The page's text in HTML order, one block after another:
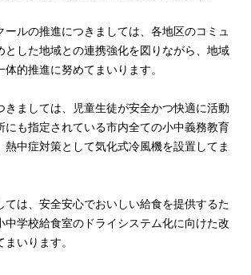
ールの推進につきましては、各地区のコミュ
とした地域との連携強化を図りながら、地域
的推進に努めてまいります。
きましては、児童生徒が安全かつ快適に活動
にも指定されている市内全ての小中義務教育
熱中症対策として気化式冷風機を設置してま
ては、安全安心でおいしい給食を提供するた
中学校給食室のドライシステム化に向けた改
いります。